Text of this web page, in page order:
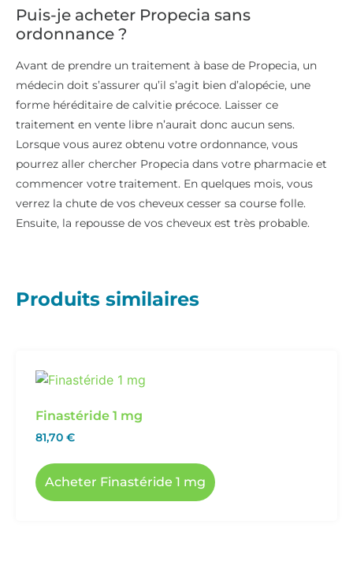
Puis-je acheter Propecia sans
ordonnance ?
Avant de prendre un traitement à base de Propecia, un
médecin doit s’assurer qu’il s’agit bien d’alopécie, une
forme héréditaire de calvitie précoce. Laisser ce
traitement en vente libre n’aurait donc aucun sens.
Lorsque vous aurez obtenu votre ordonnance, vous
pourrez aller chercher Propecia dans votre pharmacie et
commencer votre traitement. En quelques mois, vous
verrez la chute de vos cheveux cesser sa course folle.
Ensuite, la repousse de vos cheveux est très probable.
Produits similaires
Finastéride 1 mg
81,70 €
Acheter Finastéride 1 mg